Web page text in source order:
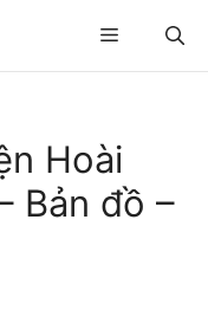
Menu
Hoài
Bản đồ –